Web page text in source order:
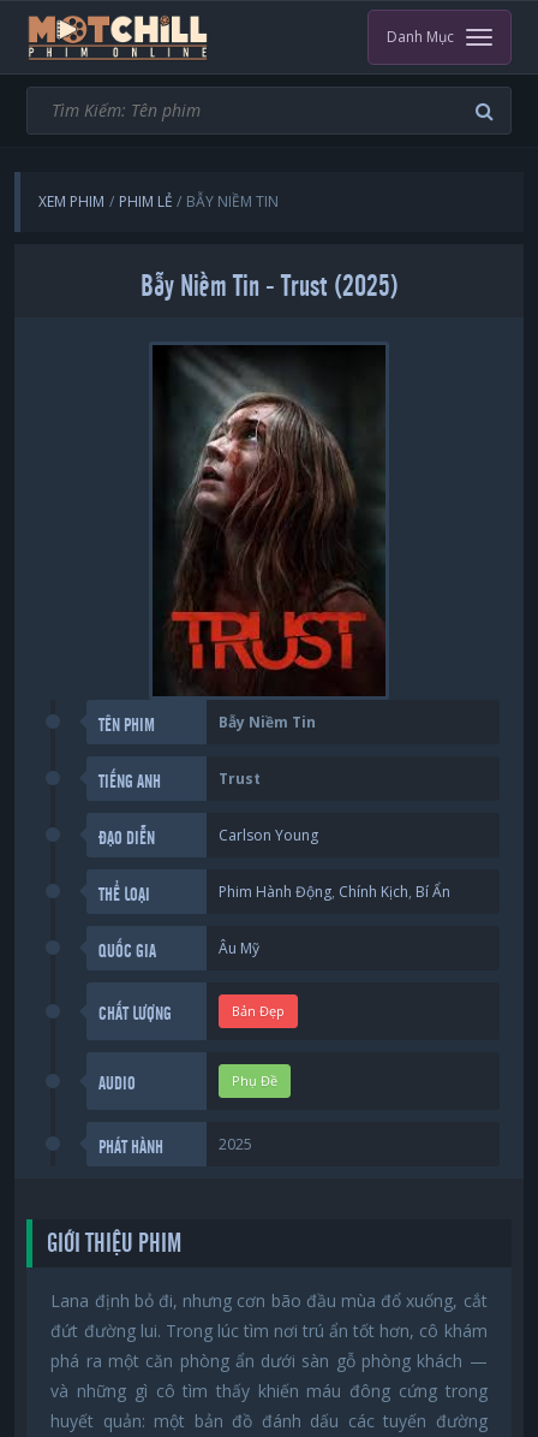
Danh Mục
XEM PHIM PHIM LẺ BẪY NIỀM TIN
Bẫy Niềm Tin - Trust (2025)
TÊN PHIM Bẫy Niềm Tin
TIẾNG ANH Trust
ĐẠO DIỄN Carlson Young
THỂ LOẠI Phim Hành Động, Chính Kịch, Bí Ẩn
QUỐC GIA Âu Mỹ
CHẤT LƯỢNG Bản Đẹp
AUDIO Phụ Đề
PHÁT HÀNH 2025
GIỚI THIỆU PHIM
Lana định bỏ đi, nhưng cơn bão đầu mùa đổ xuống, cắt
đứt đường lui. Trong lúc tìm nơi trú ẩn tốt hơn, cô khám
phá ra một căn phòng ẩn dưới sàn gỗ phòng khách —
và những gì cô tìm thấy khiến máu đông cứng trong
huyết quản: một bản đồ đánh dấu các tuyến đường